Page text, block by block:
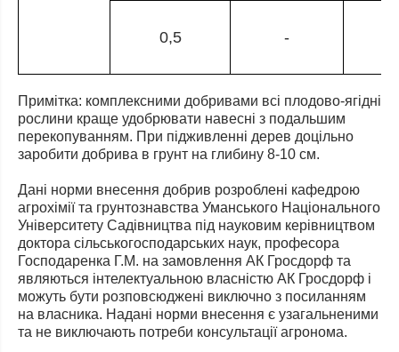
0,5 -
Примітка: комплексними добривами всі плодово-ягідні
рослини краще удобрювати навесні з подальшим
перекопуванням. При підживленні дерев доцільно
заробити добрива в грунт на глибину 8-10 см.
Дані норми внесення добрив розроблені кафедрою
агрохімії та грунтознавства Уманського Національного
Університету Садівництва під науковим керівництвом
доктора сільськогосподарських наук, професора
Господаренка Г.М. на замовлення АК Гросдорф та
являються інтелектуальною власністю АК Гросдорф і
можуть бути розповсюджені виключно з посиланням
на власника. Надані норми внесення є узагальненими
та не виключають потреби консультації агронома.